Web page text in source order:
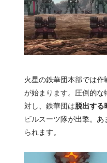
火星の鉄華団本部では
が始まります。圧倒的
対し、鉄華団は脱出する
ビルスーツ隊が出撃。
られます。